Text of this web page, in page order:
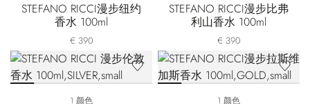
STEFANO RICCI漫步纽约
香水 100ml
€ 390
STEFANO RICCI漫步比弗
利山香水 100ml
€ 390
1 颜色 1 颜色